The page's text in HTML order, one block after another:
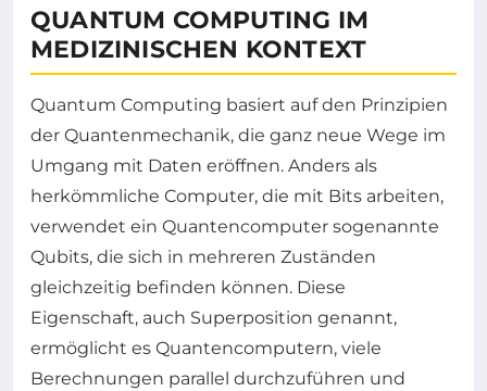
QUANTUM COMPUTING IM
MEDIZINISCHEN KONTEXT
Quantum Computing basiert auf den Prinzipien
der Quantenmechanik, die ganz neue Wege im
Umgang mit Daten eröffnen. Anders als
herkömmliche Computer, die mit Bits arbeiten,
verwendet ein Quantencomputer sogenannte
Qubits, die sich in mehreren Zuständen
gleichzeitig befinden können. Diese
Eigenschaft, auch Superposition genannt,
ermöglicht es Quantencomputern, viele
Berechnungen parallel durchzuführen und